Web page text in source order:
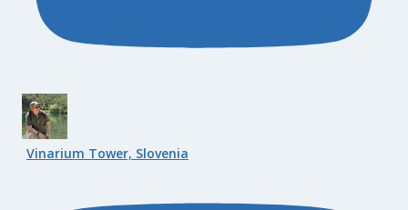
Vinarium Tower, Slovenia